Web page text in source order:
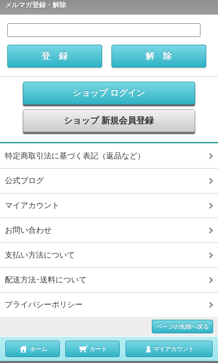
メルマガ登録・解除
ショップ ログイン
ショップ 新規会員登録
特定商取引法に基づく表記（返品など）
公式ブログ
マイアカウント
お問い合わせ
支払い方法について
配送方法･送料について
プライバシーポリシー
ページの先頭へ戻る
ホーム カート マイアカウント